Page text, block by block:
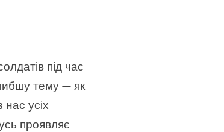
під час
тему — як
нас усіх
проявляє